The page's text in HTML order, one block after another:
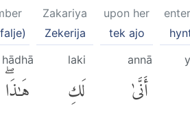
upon her
tek ajo
Zakariya
Zekerija
annā
أَنَّىٰ
laki
لَكِ
hādhā
هَٰذَاۖ